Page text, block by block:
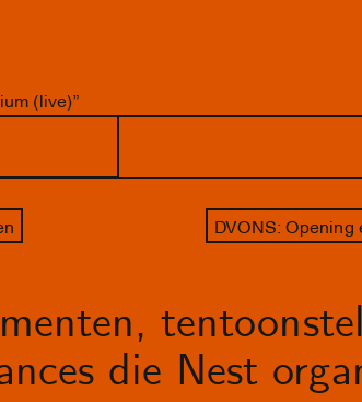
(live)”
DVONS: Opening
die Nest